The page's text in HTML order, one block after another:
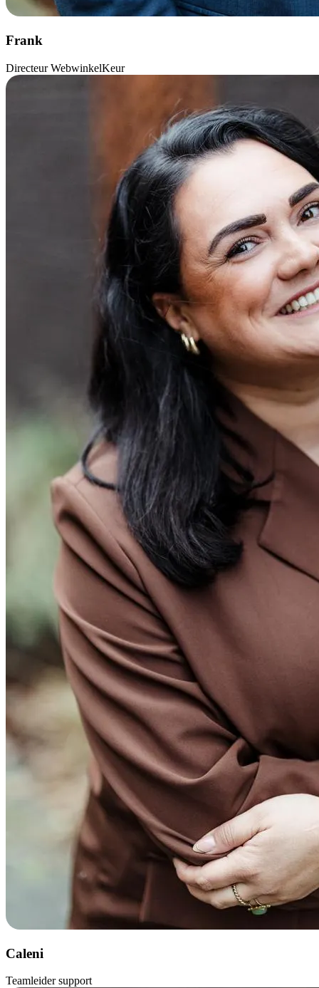
Frank
Directeur WebwinkelKeur
Caleni
Teamleider support